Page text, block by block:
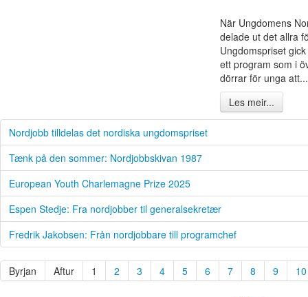
När Ungdomens
delade ut det allra
Ungdomspriset
ett program som i
dörrar för unga att...
Les meir...
Nordjobb tilldelas det nordiska ungdomspriset
Tænk på den sommer: Nordjobbskivan 1987
European Youth Charlemagne Prize 2025
Espen Stedje: Fra nordjobber til generalsekretær
Fredrik Jakobsen: Från nordjobbare till programchef
Byrjan Aftur 1 2 3 4 5 6 7 8 9 10